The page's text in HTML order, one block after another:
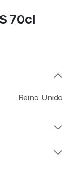
70cl
Reino Unido